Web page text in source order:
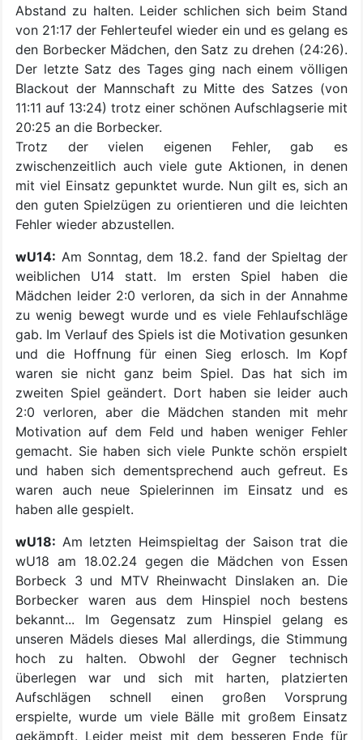
Abstand zu halten. Leider schlichen sich beim Stand
von 21:17 der Fehlerteufel wieder ein und es gelang es
den Borbecker Mädchen, den Satz zu drehen (24:26).
Der letzte Satz des Tages ging nach einem völligen
Blackout der Mannschaft zu Mitte des Satzes (von
11:11 auf 13:24) trotz einer schönen Aufschlagserie mit
20:25 an die Borbecker.
Trotz der vielen eigenen Fehler, gab es
zwischenzeitlich auch viele gute Aktionen, in denen
mit viel Einsatz gepunktet wurde. Nun gilt es, sich an
den guten Spielzügen zu orientieren und die leichten
Fehler wieder abzustellen.
wU14: Am Sonntag, dem 18.2. fand der Spieltag der
weiblichen U14 statt. Im ersten Spiel haben die
Mädchen leider 2:0 verloren, da sich in der Annahme
zu wenig bewegt wurde und es viele Fehlaufschläge
gab. Im Verlauf des Spiels ist die Motivation gesunken
und die Hoffnung für einen Sieg erlosch. Im Kopf
waren sie nicht ganz beim Spiel. Das hat sich im
zweiten Spiel geändert. Dort haben sie leider auch
2:0 verloren, aber die Mädchen standen mit mehr
Motivation auf dem Feld und haben weniger Fehler
gemacht. Sie haben sich viele Punkte schön erspielt
und haben sich dementsprechend auch gefreut. Es
waren auch neue Spielerinnen im Einsatz und es
haben alle gespielt.
wU18: Am letzten Heimspieltag der Saison trat die
wU18 am 18.02.24 gegen die Mädchen von Essen
Borbeck 3 und MTV Rheinwacht Dinslaken an. Die
Borbecker waren aus dem Hinspiel noch bestens
bekannt... Im Gegensatz zum Hinspiel gelang es
unseren Mädels dieses Mal allerdings, die Stimmung
hoch zu halten. Obwohl der Gegner technisch
überlegen war und sich mit harten, platzierten
Aufschlägen schnell einen großen Vorsprung
erspielte, wurde um viele Bälle mit großem Einsatz
gekämpft. Leider meist mit dem besseren Ende für